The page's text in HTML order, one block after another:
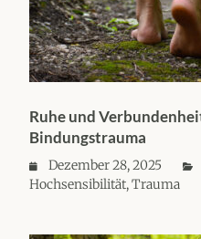
Ruhe und
Bindungstrauma
Dezember 28, 2025
Hochsensibilität,Trauma